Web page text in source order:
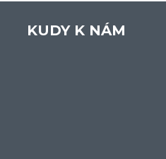
KUDY K NÁM